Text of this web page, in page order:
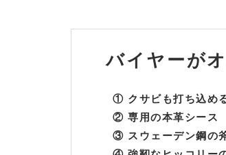
バイヤーが
① クサビも打ち込め
② 専用の本革シース
③ スウェーデン鋼の